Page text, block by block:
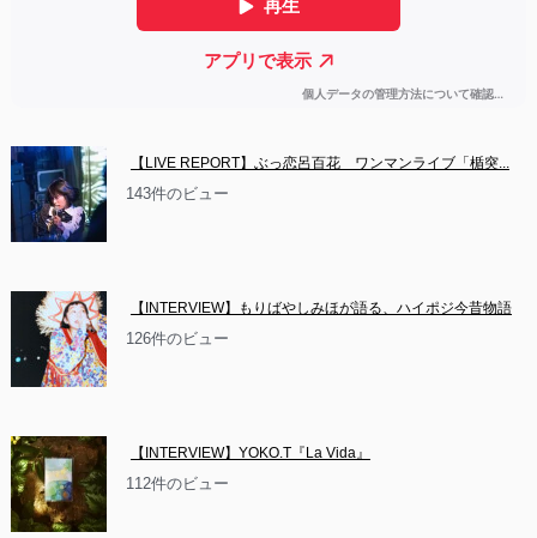
【LIVE REPORT】ぶっ恋呂百花　ワンマンライブ「楯突...
143件のビュー
【INTERVIEW】もりばやしみほが語る、ハイポジ今昔物語
126件のビュー
【INTERVIEW】YOKO.T『La Vida』
112件のビュー